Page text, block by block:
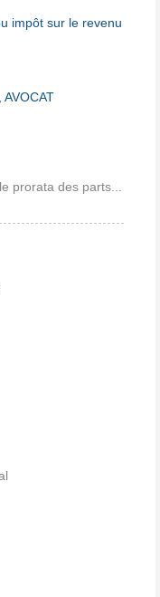
impôt sur le revenu
prorata des parts...